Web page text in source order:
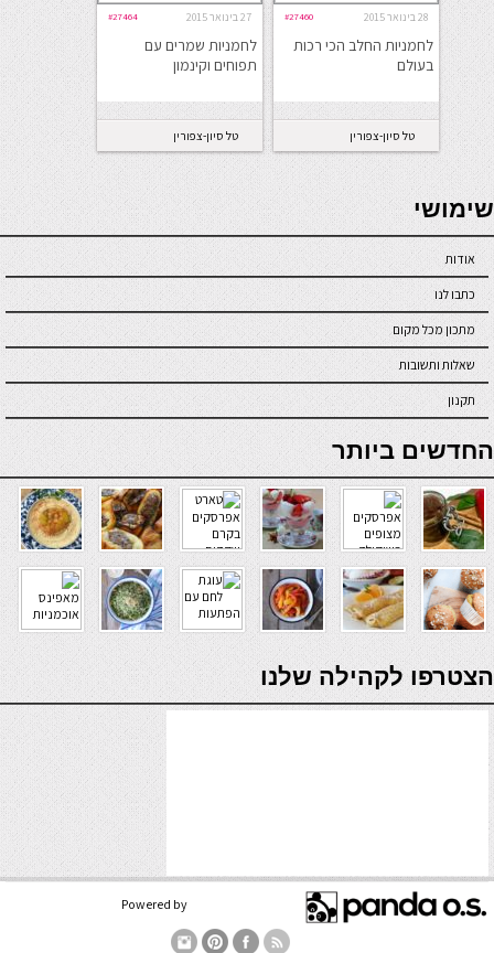
28 בינואר 2015 #27460
לחמניות החלב הכי רכות
בעולם
טל סיון-צפורין
27 בינואר 2015 #27464
לחמניות שמרים עם
תפוחים וקינמון
טל סיון-צפורין
seriöse online casinos österreich
שימושי
אודות
כתבו לנו
מתכון מכל מקום
שאלות ותשובות
תקנון
online casino
החדשים ביותר
verde casino
הצטרפו לקהילה שלנו
Powered by